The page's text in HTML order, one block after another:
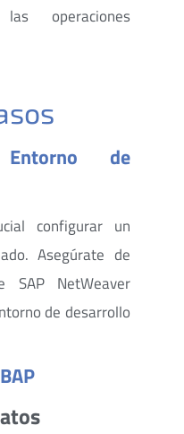
operaciones
de
configurar un
Asegúrate de
NetWeaver
de desarrollo